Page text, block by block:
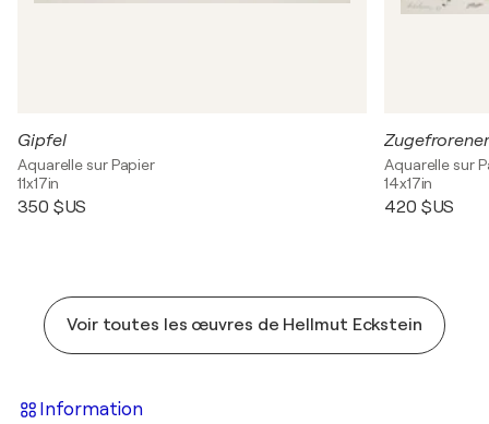
Gipfel
Aquarelle sur Papier
11x17in
350 $US
Aquarelle sur
14x17in
420 $US
Voir toutes les œuvres de Hellmut Eckstein
Information